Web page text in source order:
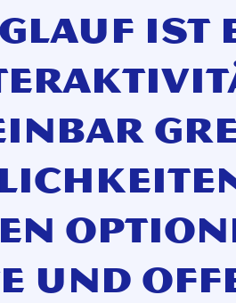
ist
und